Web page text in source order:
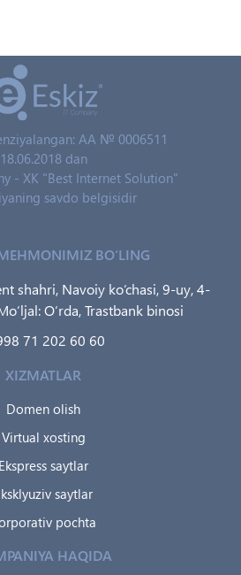
AA № 0006511
18.06.2018 dan
- XK "Best Internet Solution"
savdo belgisidir
BO‘LING
shahri, Navoiy ko‘chasi, 9-uy, 4-
O‘rda, Trastbank binosi
71 202 60 60
XIZMATLAR
Domen olish
Virtual xosting
Ekspress saytlar
saytlar
pochta
HAQIDA